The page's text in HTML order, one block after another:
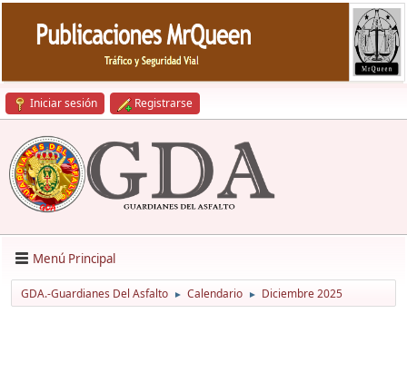
Iniciar sesión Registrarse
Menú Principal
GDA.-Guardianes Del Asfalto ► Calendario ► Diciembre 2025